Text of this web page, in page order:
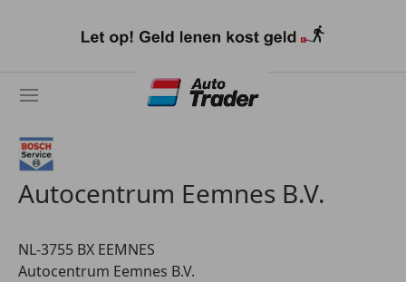
naar
Autocentrum Eemnes B.V.
NL-3755 BX EEMNES
Autocentrum Eemnes B.V.